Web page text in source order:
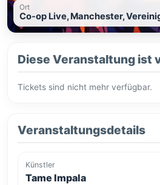
Ort
Co-op Live, Manchester,
Diese Veranstaltung ist
Tickets sind nicht mehr verfügbar.
Veranstaltungsdetails
Künstler
Tame Impala